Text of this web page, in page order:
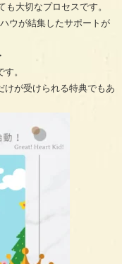
も大切なプロセスです。
ウが結集したサポートが
。
けが受けられる特典でもあ